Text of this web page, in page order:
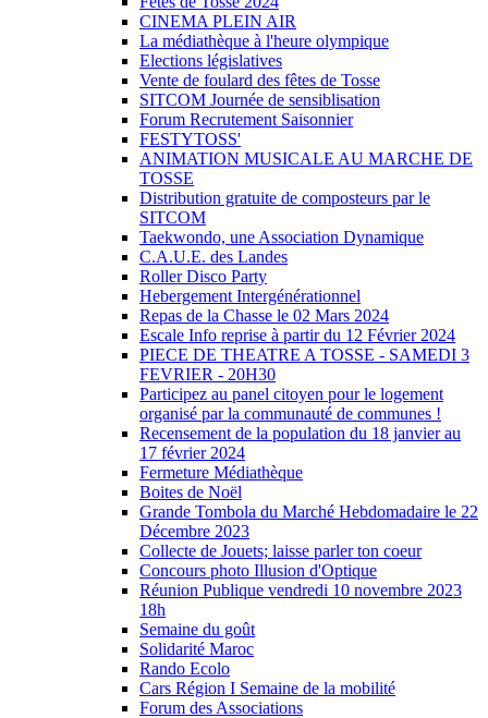
CINEMA PLEIN AIR
La médiathèque à l'heure olympique
Elections législatives
Vente de foulard des fêtes de Tosse
SITCOM Journée de sensiblisation
Forum Recrutement Saisonnier
FESTYTOSS'
ANIMATION MUSICALE AU MARCHE DE
TOSSE
Distribution gratuite de composteurs par le
SITCOM
Taekwondo, une Association Dynamique
C.A.U.E. des Landes
Roller Disco Party
Hebergement Intergénérationnel
Repas de la Chasse le 02 Mars 2024
Escale Info reprise à partir du 12 Février 2024
PIECE DE THEATRE A TOSSE - SAMEDI 3
FEVRIER - 20H30
Participez au panel citoyen pour le logement
organisé par la communauté de communes !
Recensement de la population du 18 janvier au
17 février 2024
Fermeture Médiathèque
Boites de Noël
Grande Tombola du Marché Hebdomadaire le 22
Décembre 2023
Collecte de Jouets; laisse parler ton coeur
Concours photo Illusion d'Optique
Réunion Publique vendredi 10 novembre 2023
18h
Semaine du goût
Solidarité Maroc
Rando Ecolo
Cars Région I Semaine de la mobilité
Forum des Associations